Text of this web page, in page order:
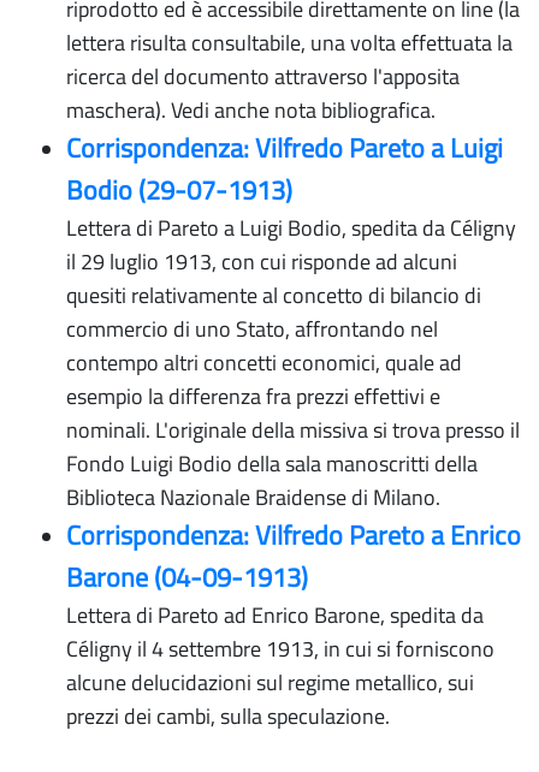
riprodotto ed è accessibile direttamente on line (la
lettera risulta consultabile, una volta effettuata la
ricerca del documento attraverso l'apposita
maschera). Vedi anche nota bibliografica.
Corrispondenza: Vilfredo Pareto a Luigi
Bodio (29-07-1913)
Lettera di Pareto a Luigi Bodio, spedita da Céligny
il 29 luglio 1913, con cui risponde ad alcuni
quesiti relativamente al concetto di bilancio di
commercio di uno Stato, affrontando nel
contempo altri concetti economici, quale ad
esempio la differenza fra prezzi effettivi e
nominali. L'originale della missiva si trova presso il
Fondo Luigi Bodio della sala manoscritti della
Biblioteca Nazionale Braidense di Milano.
Corrispondenza: Vilfredo Pareto a Enrico
Barone (04-09-1913)
Lettera di Pareto ad Enrico Barone, spedita da
Céligny il 4 settembre 1913, in cui si forniscono
alcune delucidazioni sul regime metallico, sui
prezzi dei cambi, sulla speculazione.